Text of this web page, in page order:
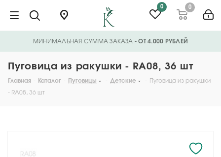
0 0
МИНИМАЛЬНАЯ СУММА ЗАКАЗА - ОТ 4.000 РУБЛЕЙ
Пуговица из ракушки - RA08, 36 шт
Главная - Каталог - Пуговицы - Детские - Пуговица из ракушки
- RA08, 36 шт